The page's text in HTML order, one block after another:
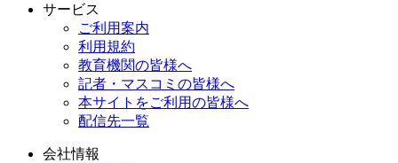
サービス
ご利用案内
利用規約
教育機関の皆様へ
記者・マスコミの皆様へ
本サイトをご利用の皆様へ
配信先一覧
会社情報